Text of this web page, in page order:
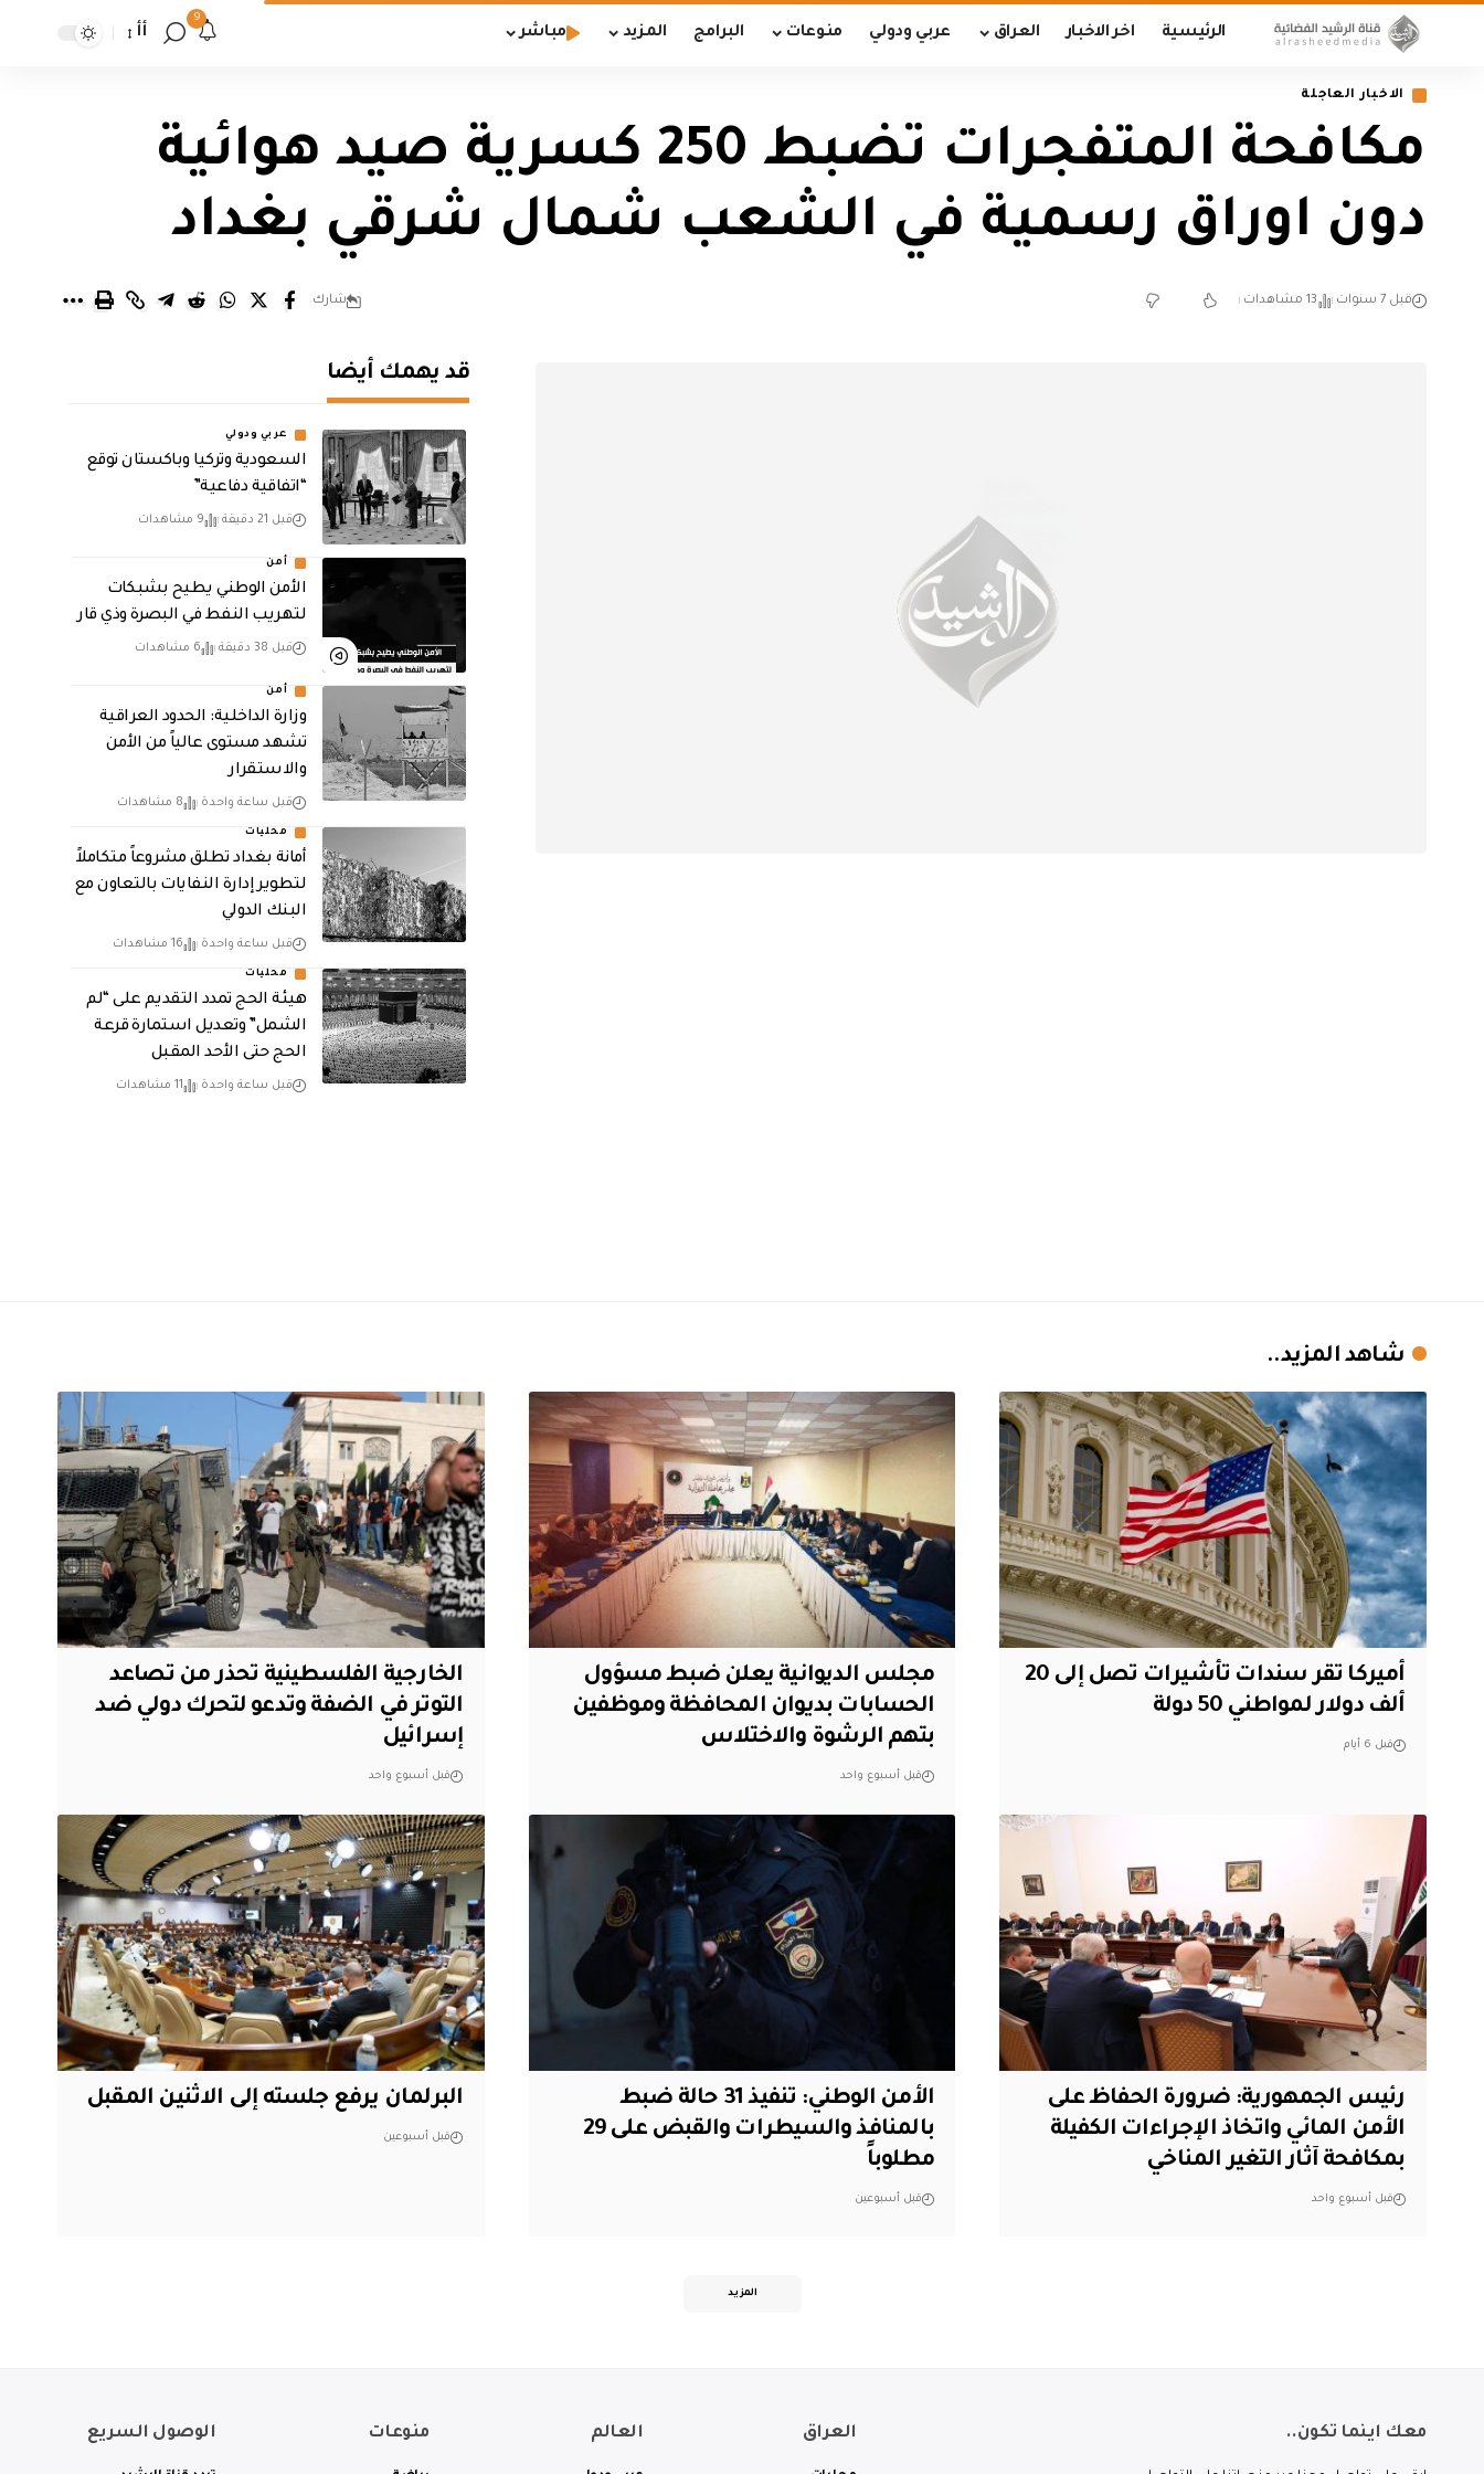
الرئيسية اخر الاخبار العراق عربي ودولي منوعات البرامج المزيد مباشر
9
أأ
الاخبار العاجلة
مكافحة المتفجرات تضبط 250 كسرية صيد هوائية
دون اوراق رسمية في الشعب شمال شرقي بغداد
قبل 7 سنوات 13 مشاهدات شارك
قد يهمك أيضا
عربي ودولي
السعودية وتركيا وباكستان توقع
“اتفاقية دفاعية”
قبل 21 دقيقة 9 مشاهدات
أمن
الأمن الوطني يطيح بشبكات
لتهريب النفط في البصرة وذي قار
قبل 38 دقيقة 6 مشاهدات
أمن
وزارة الداخلية: الحدود العراقية
تشهد مستوى عالياً من الأمن
والاستقرار
قبل ساعة واحدة 8 مشاهدات
محليات
أمانة بغداد تطلق مشروعاً متكاملاً
لتطوير إدارة النفايات بالتعاون مع
البنك الدولي
قبل ساعة واحدة 16 مشاهدات
محليات
هيئة الحج تمدد التقديم على “لم
الشمل” وتعديل استمارة قرعة
الحج حتى الأحد المقبل
قبل ساعة واحدة 11 مشاهدات
شاهد المزيد..
أميركا تقر سندات تأشيرات تصل إلى 20
ألف دولار لمواطني 50 دولة
قبل 6 أيام
مجلس الديوانية يعلن ضبط مسؤول
الحسابات بديوان المحافظة وموظفين
بتهم الرشوة والاختلاس
قبل أسبوع واحد
الخارجية الفلسطينية تحذر من تصاعد
التوتر في الضفة وتدعو لتحرك دولي ضد
إسرائيل
قبل أسبوع واحد
رئيس الجمهورية: ضرورة الحفاظ على
الأمن المائي واتخاذ الإجراءات الكفيلة
بمكافحة آثار التغير المناخي
قبل أسبوع واحد
الأمن الوطني: تنفيذ 31 حالة ضبط
بالمنافذ والسيطرات والقبض على 29
مطلوباً
قبل أسبوعين
البرلمان يرفع جلسته إلى الاثنين المقبل
قبل أسبوعين
المزيد
معك اينما تكون.. العراق العالم منوعات الوصول السريع